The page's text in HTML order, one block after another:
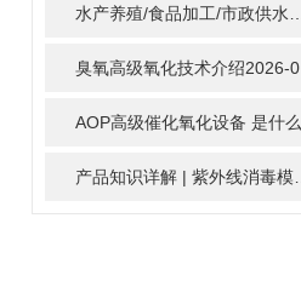
臭氧高级氧化技术介绍2026-02-27